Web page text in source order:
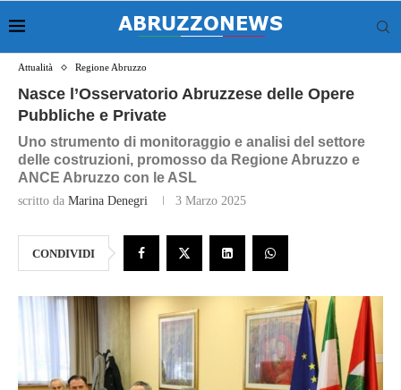
Attualità Regione Abruzzo
Nasce l’Osservatorio Abruzzese delle Opere
Pubbliche e Private
Uno strumento di monitoraggio e analisi del settore
delle costruzioni, promosso da Regione Abruzzo e
ANCE Abruzzo con le ASL
scritto da Marina Denegri 3 Marzo 2025
CONDIVIDI